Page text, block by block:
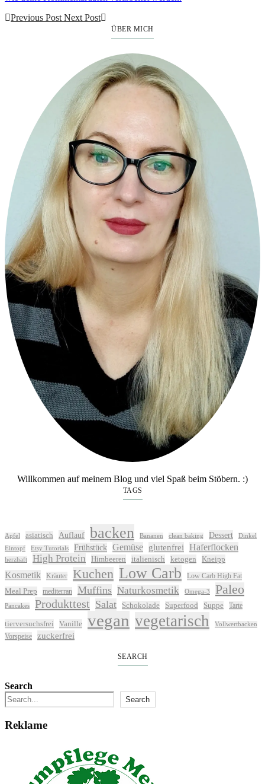
Previous Post Next Post
ÜBER MICH
Willkommen auf meinem Blog und viel Spaß beim Stöbern. :)
TAGS
Apfel asiatisch Auflauf backen Bananen clean baking Dessert
Dinkel
Eintopf
Etsy Tutorials Frühstück Gemüse glutenfrei Haferflocken
herzhaft High Protein Himbeeren italienisch ketogen Kneipp
Kosmetik Kräuter Kuchen Low Carb Low Carb High Fat
Meal Prep mediterran Muffins Naturkosmetik Omega-3 Paleo
Pancakes Produkttest Salat Schokolade Superfood Suppe Tarte
tierversuchsfrei Vanille vegan vegetarisch Vollwertbacken
Vorspeise zuckerfrei
SEARCH
Search
Search
Reklame